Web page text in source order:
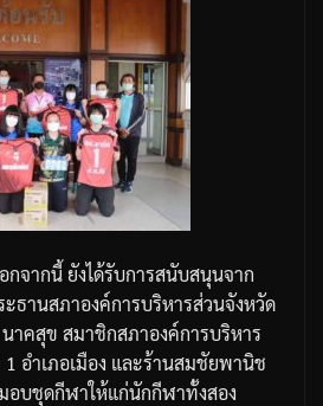
กจากนี้ยังได้รับการสนับสนุนจาก
ะธานสภาองค์การบริหารส่วนจังหวัด
นาคสุข สมาชิกสภาองค์การบริหาร
1 อำเภอเมือง และร้านสมชัยพานิช
อบชุดกีฬาให้แก่นักกีฬาทั้งสอง